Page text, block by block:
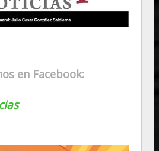
en Facebook: